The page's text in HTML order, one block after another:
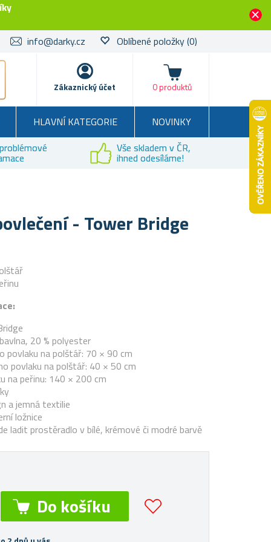
info@darky.cz Oblíbené položky(0)
Zákaznický účet
Košík
0 produktů
HLAVNÍ KATEGORIE
NOVINKY
Vše skladem v ČR,
ihned odesíláme!
- Tower Bridge
20 % polyester
povlaku na polštář: 70 × 90 cm
povlaku na polštář: 40 × 50 cm
na peřinu: 140 × 200 cm
a jemná textilie
ložnice
ladit prostěradlo v bílé, krémové či modré barvě